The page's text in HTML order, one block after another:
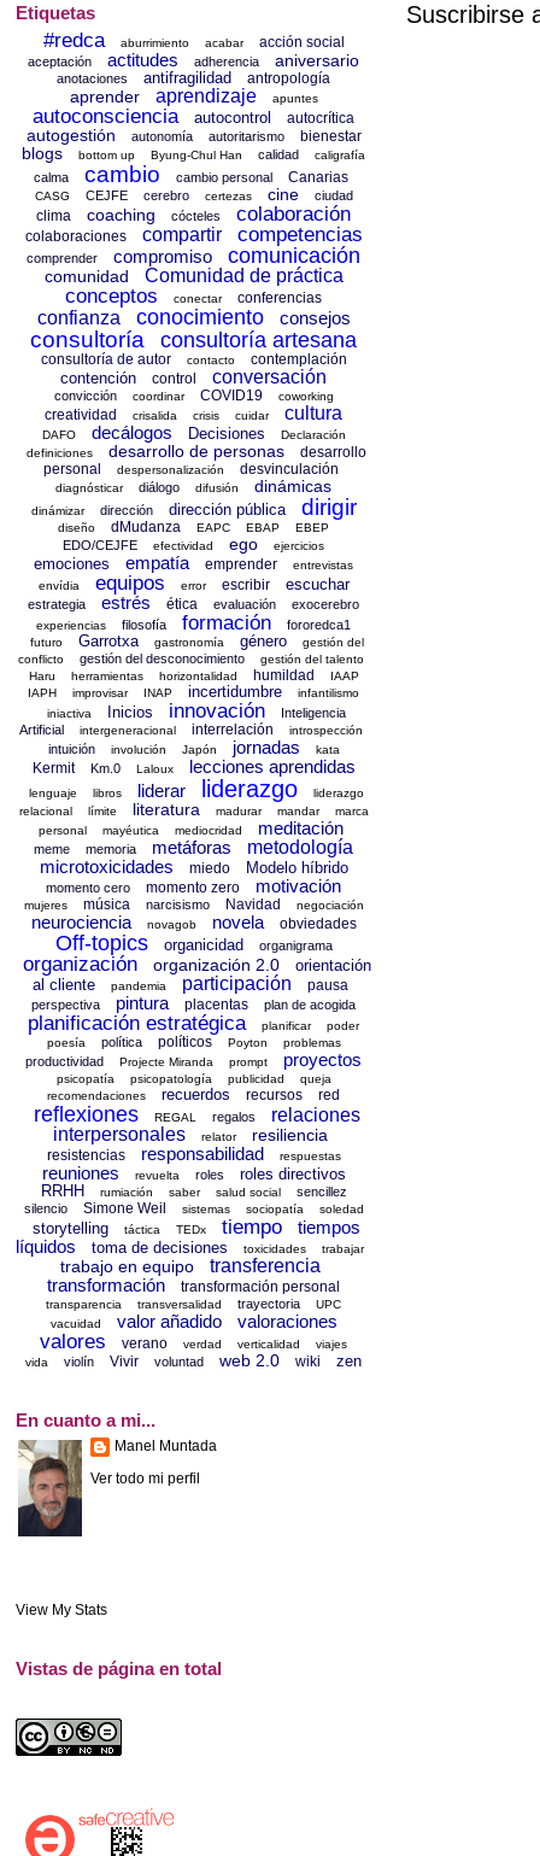
Suscribirse
Etiquetas
#redca aburrimiento acabar acción social
aceptación actitudes adherencia aniversario
anotaciones antifragilidad antropología
aprender aprendizaje apuntes
autoconsciencia autocontrol autocrítica
autogestión autonomía autoritarismo bienestar
blogs bottom up Byung-Chul Han calidad caligrafía
calma cambio cambio personal Canarias
CASG CEJFE cerebro certezas cine ciudad
clima coaching cócteles colaboración
colaboraciones compartir competencias
comprender compromiso comunicación
comunidad Comunidad de práctica
conceptos conectar conferencias
confianza conocimiento consejos
consultoría consultoría artesana
consultoría de autor contacto contemplación
contención control conversación
convicción coordinar COVID19 coworking
creatividad crisalida crisis cuidar cultura
DAFO decálogos Decisiones
Declaración
definiciones
desarrollo de personas
desarrollo
personal
despersonalización desvinculación
diagnósticar diálogo difusión dinámicas
dinámizar dirección dirección pública dirigir
diseño dMudanza EAPC EBAP EBEP
EDO/CEJFE efectividad ego ejercicios
emociones empatía emprender
entrevistas
envídia
equipos error escribir escuchar
estrategia estrés ética evaluación exocerebro
experiencias filosofía formación fororedca1
futuro Garrotxa gastronomía género
gestión del
conflicto
gestión del desconocimiento
gestión del talento
Haru
herramientas horizontalidad humildad
IAAP
IAPH
improvisar INAP incertidumbre
infantilismo
iniactiva
Inicios innovación
Inteligencia
Artificial
intergeneracional interrelación introspección
intuición involución Japón jornadas kata
Kermit Km.0 Laloux lecciones aprendidas
lenguaje libros liderar liderazgo
liderazgo
relacional
límite literatura madurar mandar
marca
personal
mayéutica mediocridad meditación
meme memoria metáforas
metodología
microtoxicidades
miedo Modelo híbrido
momento cero momento zero motivación
mujeres música narcisismo Navidad negociación
neurociencia novagob novela obviedades
Off-topics organicidad organigrama
organización organización 2.0
orientación
al cliente
pandemia participación pausa
perspectiva pintura placentas plan de acogida
planificación estratégica planificar
poder
poesía
política políticos Poyton problemas
productividad Projecte Miranda prompt proyectos
psicopatía psicopatología publicidad
queja
recomendaciones
recuerdos recursos red
reflexiones REGAL regalos
relaciones
interpersonales
relator resiliencia
resistencias responsabilidad respuestas
reuniones revuelta roles
roles directivos
RRHH
rumiación saber salud social
sencillez
silencio
Simone Weil sistemas sociopatía soledad
storytelling táctica TEDx tiempo
tiempos
líquidos
toma de decisiones toxicidades trabajar
trabajo en equipo
transferencia
transformación
transformación personal
transparencia transversalidad trayectoria
UPC
vacuidad
valor añadido valoraciones
valores verano verdad verticalidad
viajes
vida
violín Vivir voluntad web 2.0 wiki zen
En cuanto a mi...
Manel Muntada
Ver todo mi perfil
View My Stats
Vistas de página en total